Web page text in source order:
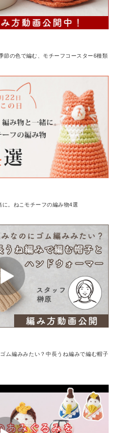
節の色で編む、モチーフコースター6種類
に。ねこモチーフの編み物4選
ム編みみたい？中長うね編みで編む帽子